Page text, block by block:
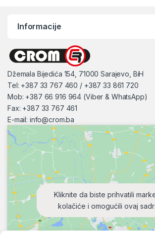
Informacije
Džemala Bijedića 154, 71000 Sarajevo, BiH
Tel: +387 33 767 460 / +387 33 861 720
Mob: +387 66 916 964 (Viber & WhatsApp)
Fax: +387 33 767 461
E-mail: info@crom.ba
Kliknite da biste prihvatili
kolačiće i omogućili ovaj